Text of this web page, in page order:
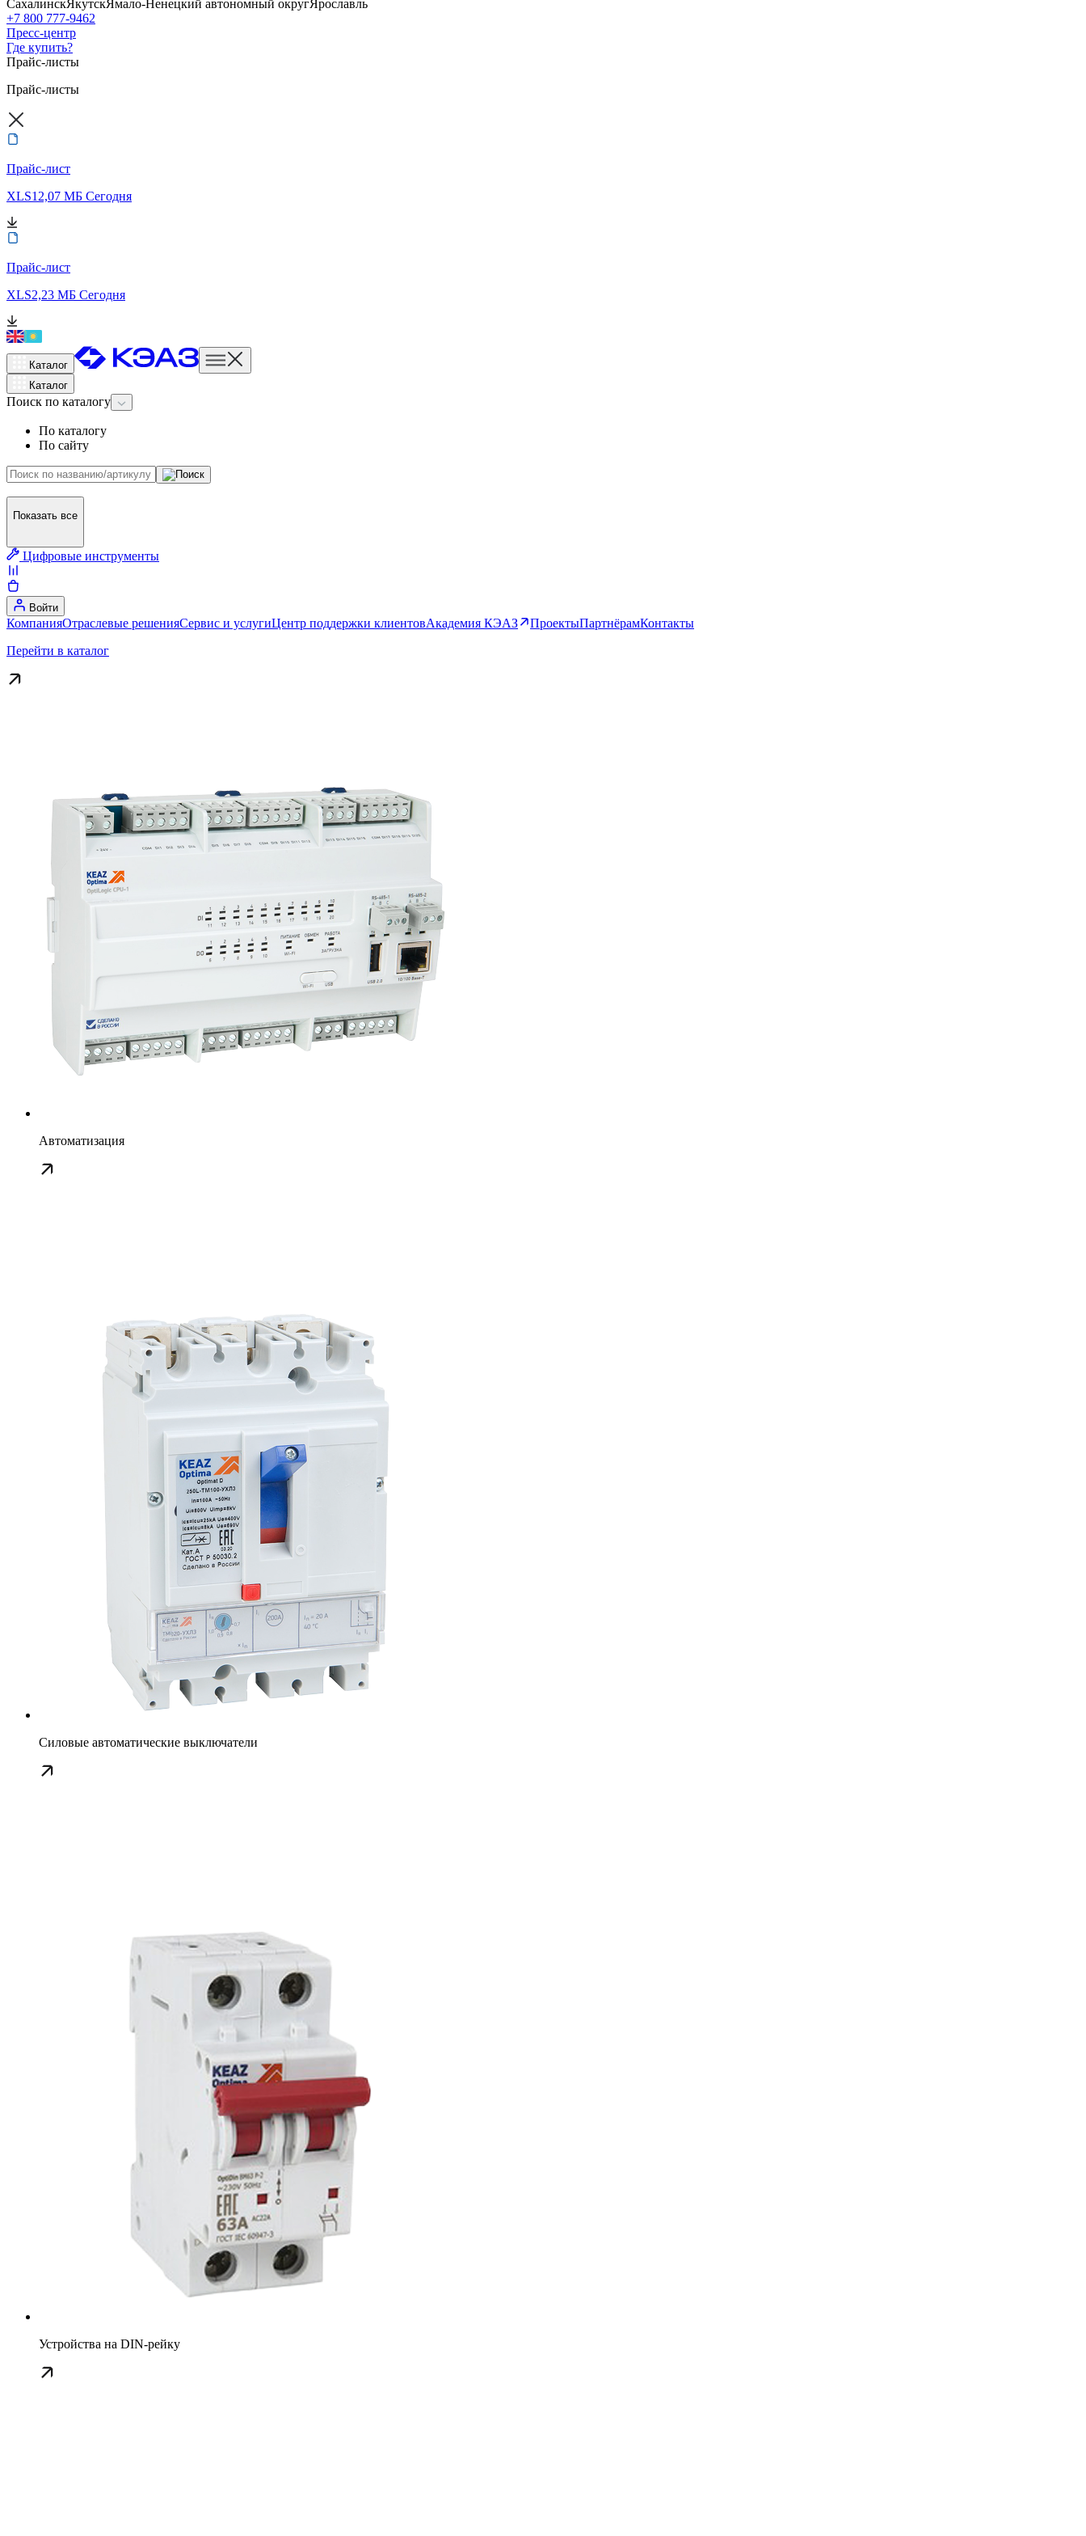
СахалинскЯкутскЯмало-Ненецкий автономный округЯрославль
+7 800 777-9462
Пресс-центр
Где купить?
Прайс-листы
Прайс-листы
Прайс-лист
XLS12,07 МБ Сегодня
Прайс-лист
XLS2,23 МБ Сегодня
Каталог
Каталог
Поиск по каталогу
По каталогу
По сайту
Показать все
Цифровые инструменты
Войти
КомпанияОтраслевые решенияСервис и услугиЦентр поддержки клиентовАкадемия КЭАЗ ПроектыПартнёрамКонтакты
Перейти в каталог
Автоматизация
Силовые автоматические выключатели
Устройства на DIN-рейку